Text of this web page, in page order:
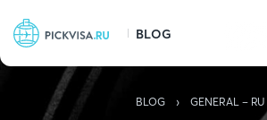
BLOG
BLOG › GENERAL - RU